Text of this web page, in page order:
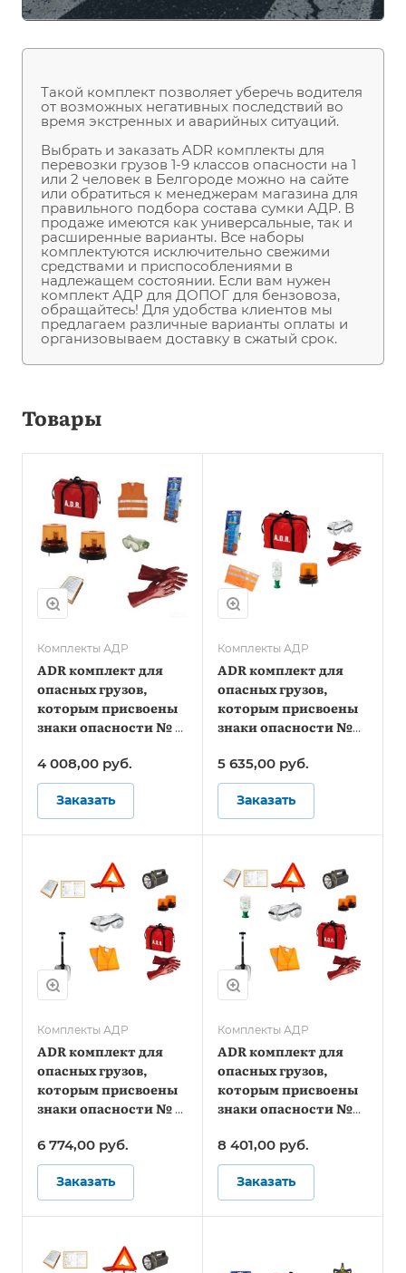
Такой комплект позволяет уберечь водителя
от возможных негативных последствий во
время экстренных и аварийных ситуаций.
Выбрать и заказать ADR комплекты для
перевозки грузов 1-9 классов опасности на 1
или 2 человек в Белгороде можно на сайте
или обратиться к менеджерам магазина для
правильного подбора состава сумки АДР. В
продаже имеются как универсальные, так и
расширенные варианты. Все наборы
комплектуются исключительно свежими
средствами и приспособлениями в
надлежащем состоянии. Если вам нужен
комплект АДР для ДОПОГ для бензовоза,
обращайтесь! Для удобства клиентов мы
предлагаем различные варианты оплаты и
организовываем доставку в сжатый срок.
Товары
Комплекты АДР
ADR комплект для
опасных грузов,
которым присвоены
знаки опасности № 1,
ДОПОГ)
4 008,00 руб.
Заказать
Комплекты АДР
ADR комплект для
опасных грузов,
которым присвоены
знаки опасности №
ДОПОГ)
5 635,00 руб.
Заказать
Комплекты АДР
ADR комплект для
опасных грузов,
которым присвоены
знаки опасности № 1,
ДОПОГ и ТР ТС
018/2011)
6 774,00 руб.
Заказать
Комплекты АДР
ADR комплект для
опасных грузов,
которым присвоены
знаки опасности №
ДОПОГ и ТР ТС
018/2011)
8 401,00 руб.
Заказать